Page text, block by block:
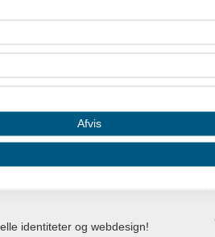
private og erhverv - Visual
- Styling - Redesign af
· Opsætning
& omslag · Fotografering
· Annoncer · Flyers
Design af firmabiler · Design af
identiteter og webdesign!
Afvis